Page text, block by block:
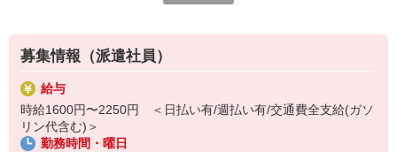
体調や様子の変化がないかのチェック
・生活相談・対応
日常生活に関するお困りごと、生活上の悩み、必要に応じた生活介
助
・生活支援サービス
食事の配膳・下膳、共用部の簡単な清掃 など
募集情報（派遣社員）
給与
時給1600円〜2250円 ＜日払い有/週払い有/交通費全支給(ガソ
リン代含む)＞
勤務時間・曜日